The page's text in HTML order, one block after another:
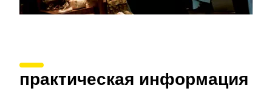
практическая информация